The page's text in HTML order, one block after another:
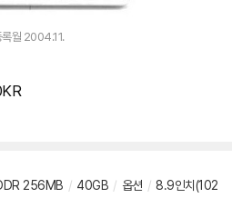
록월 2004.11.
256MB / 40GB / 옵션 / 8.9인치(102